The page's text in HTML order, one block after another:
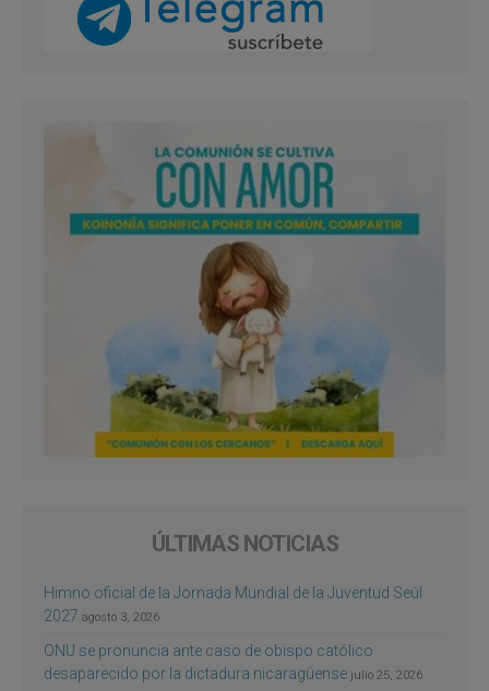
ÚLTIMAS NOTICIAS
Himno oficial de la Jornada Mundial de la Juventud Seúl
2027 agosto 3, 2026
ONU se pronuncia ante caso de obispo católico
desaparecido por la dictadura nicaragüense julio 25, 2026